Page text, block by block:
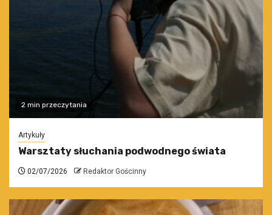
2 min przeczytania
Artykuły
Warsztaty słuchania podwodnego świata
02/07/2026 Redaktor Gościnny